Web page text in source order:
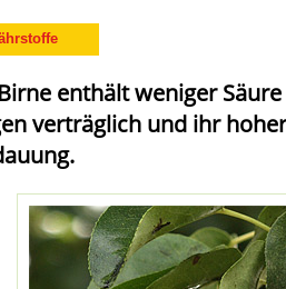
enthält weniger
verträglich und ihr